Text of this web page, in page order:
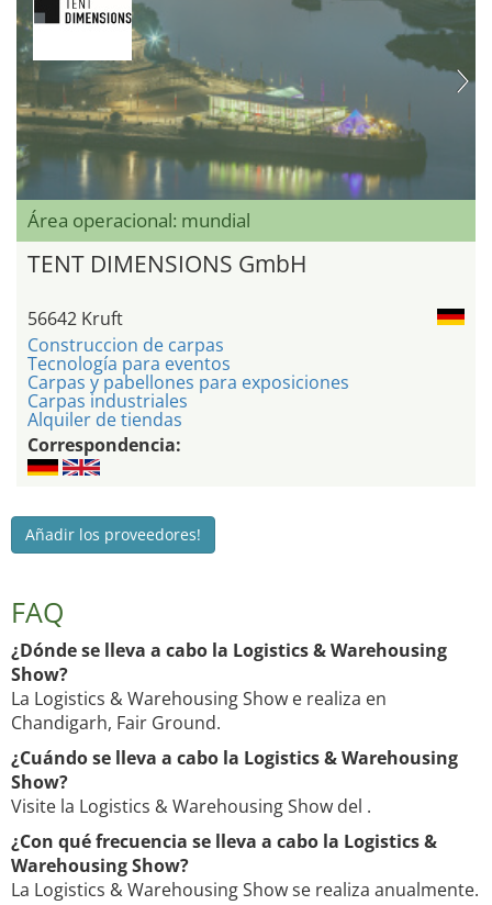
Área operacional: mundial
TENT DIMENSIONS GmbH
56642 Kruft
Construccion de carpas
Tecnología para eventos
Carpas y pabellones para exposiciones
Carpas industriales
Alquiler de tiendas
Correspondencia:
Añadir los proveedores!
FAQ
¿Dónde se lleva a cabo la Logistics & Warehousing
Show?
La Logistics & Warehousing Show e realiza en
Chandigarh, Fair Ground.
¿Cuándo se lleva a cabo la Logistics & Warehousing
Show?
Visite la Logistics & Warehousing Show del .
¿Con qué frecuencia se lleva a cabo la Logistics &
Warehousing Show?
La Logistics & Warehousing Show se realiza anualmente.